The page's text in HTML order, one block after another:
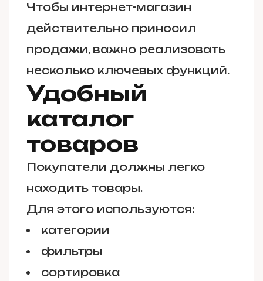
Чтобы интернет-магазин
действительно приносил
продажи, важно реализовать
несколько ключевых функций.
Удобный
каталог
товаров
Покупатели должны легко
находить товары.
Для этого используются:
категории
фильтры
сортировка